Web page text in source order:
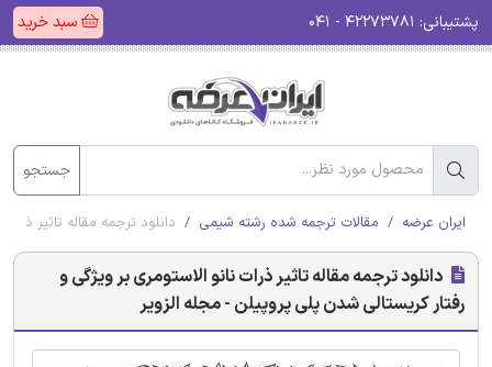
پشتیبانی: سبد خرید
جستجو
ایران عرضه مقالات ترجمه شده رشته شیمی دانلود ترجمه مقاله تاثیر
دانلود ترجمه مقاله تاثیر ذرات نانو الاستومری بر ویژگی‌ و
رفتار کریستالی شدن پلی پروپیلن - مجله الزویر